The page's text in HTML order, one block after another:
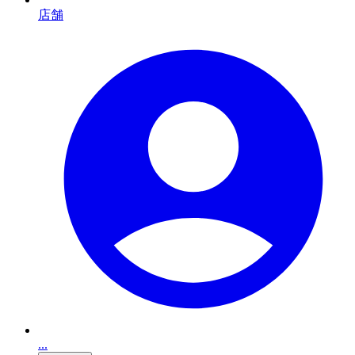
店舗
...